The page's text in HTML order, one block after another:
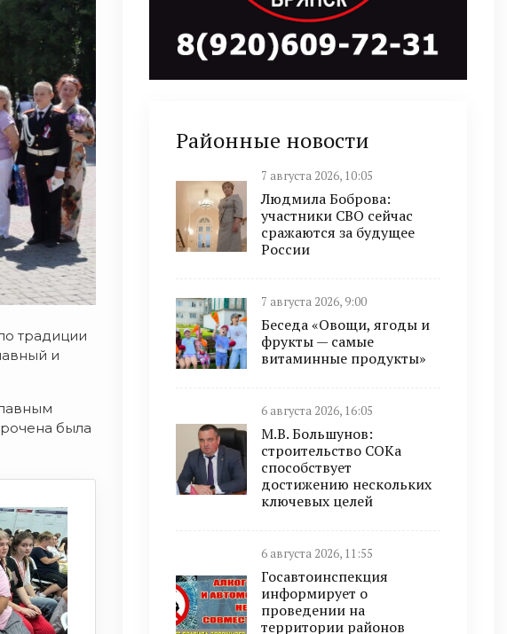
традиции
и
была
Районные новости
7 августа 2026, 10:05
Людмила Боброва:
участники СВО сейчас
сражаются за будущее
России
7 августа 2026, 9:00
Беседа «Овощи, ягоды и
фрукты — самые
витаминные продукты»
6 августа 2026, 16:05
М.В. Большунов:
строительство СОКа
способствует
достижению нескольких
ключевых целей
6 августа 2026, 11:55
Госавтоинспекция
информирует о
проведении на
территории районов